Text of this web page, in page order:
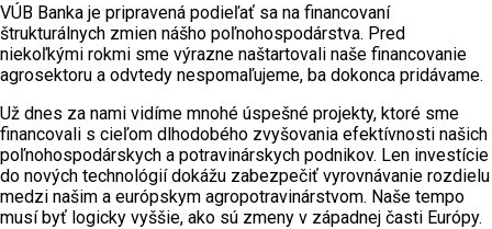
VÚB Banka je pripravená podieľať sa na financovaní
štrukturálnych zmien nášho poľnohospodárstva. Pred
niekoľkými rokmi sme výrazne naštartovali naše financovanie
agrosektoru a odvtedy nespomaľujeme, ba dokonca pridávame.
Už dnes za nami vidíme mnohé úspešné projekty, ktoré sme
financovali s cieľom dlhodobého zvyšovania efektívnosti našich
poľnohospodárskych a potravinárskych podnikov. Len investície
do nových technológií dokážu zabezpečiť vyrovnávanie rozdielu
medzi našim a európskym agropotravinárstvom. Naše tempo
musí byť logicky vyššie, ako sú zmeny v západnej časti Európy.